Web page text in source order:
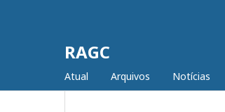
RAGC
Atual Arquivos Notícias